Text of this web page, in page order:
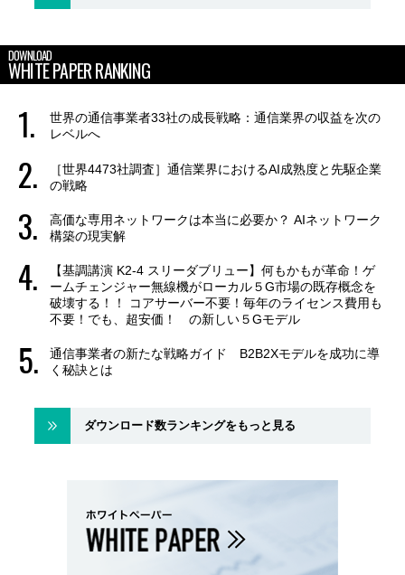
DOWNLOAD
WHITE PAPER RANKING
世界の通信事業者33社の成長戦略：通信業界の収益を次の
レベルへ
［世界4473社調査］通信業界におけるAI成熟度と先駆企業
の戦略
高価な専用ネットワークは本当に必要か？ AIネットワーク
構築の現実解
【基調講演 K2-4 スリーダブリュー】何もかもが革命！ゲ
ームチェンジャー無線機がローカル５G市場の既存概念を
破壊する！！ コアサーバー不要！毎年のライセンス費用も
不要！でも、超安価！ の新しい５Gモデル
通信事業者の新たな戦略ガイド B2B2Xモデルを成功に導
く秘訣とは
ダウンロード数ランキングをもっと見る